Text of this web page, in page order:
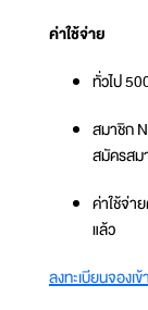
ค่าใช้จ่าย
ทั่วไป
สมาชิก
สมัครสม
ค่าใช้จ่า
แล้ว
ลงทะเบียนจองเ